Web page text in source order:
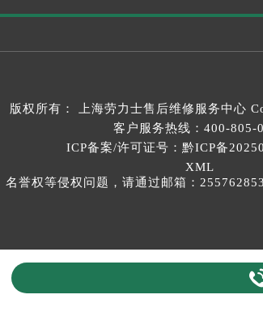
版权所有： 上海劳力士售后维修服务中心
客户服务热线： 400-805-
ICP备案/许可证号：黔ICP备
XML
誉权等侵权问题，请通过邮箱：